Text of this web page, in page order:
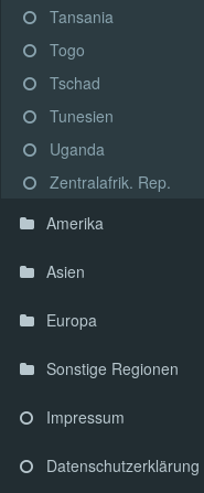
Tansania
Togo
Tschad
Tunesien
Uganda
Zentralafrik. Rep.
Amerika
Asien
Europa
Sonstige Regionen
Impressum
Datenschutzerklärung